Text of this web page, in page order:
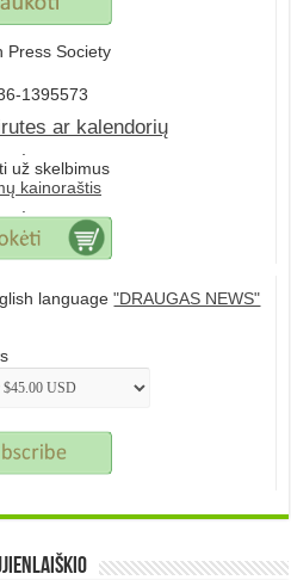
Press Society
1395573
ar kalendorių
.
už skelbimus
kainoraštis
.
language"DRAUGAS NEWS"